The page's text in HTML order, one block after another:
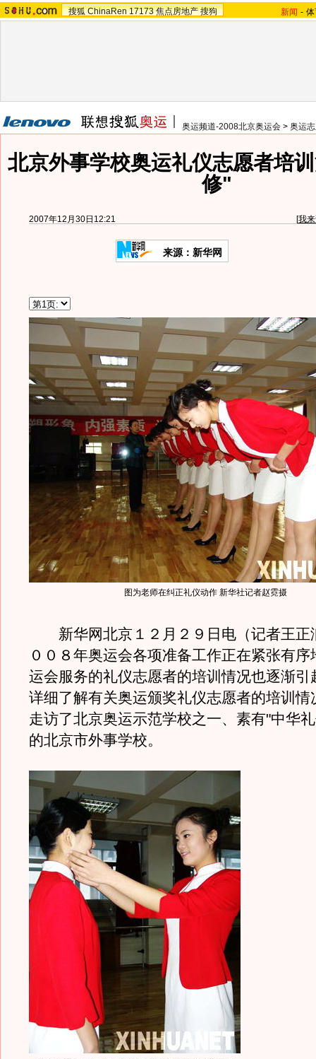
搜狐 ChinaRen 17173 焦点房地产 搜狗 新闻 -
奥运频道-2008北京奥运会 > 奥运
北京外事学校奥运礼仪志愿者培
修"
2007年12月30日12:21 [我
来源：新华网
图为老师在纠正礼仪动作 新华社记者赵霓摄
新华网北京１２月２９日电（记者王正
００８年奥运会各项准备工作正在紧张有
运会服务的礼仪志愿者的培训情况也逐渐引
详细了解有关奥运颁奖礼仪志愿者的培训情
走访了北京奥运示范学校之一、素有"中华
的北京市外事学校。